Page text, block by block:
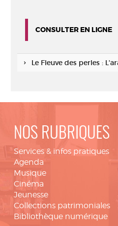
CONSULTER EN LIGNE
Le Fleuve des perles :
NOS RUBRIQUES
Services & infos pratiques
Agenda
Musique
Cinéma
Jeunesse
Collections patrimoniales
Bibliothèque numérique